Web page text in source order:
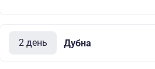
2 день Дубна